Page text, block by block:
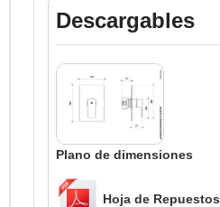
Descargables
Plano de dimensiones
Hoja de Repuestos